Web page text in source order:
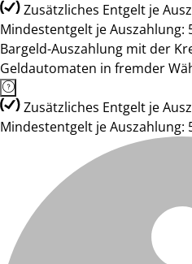
Zusätzliches Entgelt je
Mindestentgelt je Auszahlung:
Bargeld-Auszahlung mit der
Geldautomaten in fremder
Zusätzliches Entgelt je
Mindestentgelt je Auszahlung: